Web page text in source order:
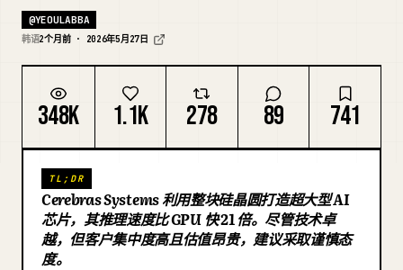
提示词
下载
博客
@YEOULABBA
韩语2个月前 · 2026年5月27日
348K 1.1K 278 89 741
TL;DR
Cerebras Systems 利用整块硅晶圆打造超大型 AI
芯片，其推理速度比 GPU 快 21 倍。尽管技术卓
越，但客户集中度高且估值昂贵，建议采取谨慎态
度。